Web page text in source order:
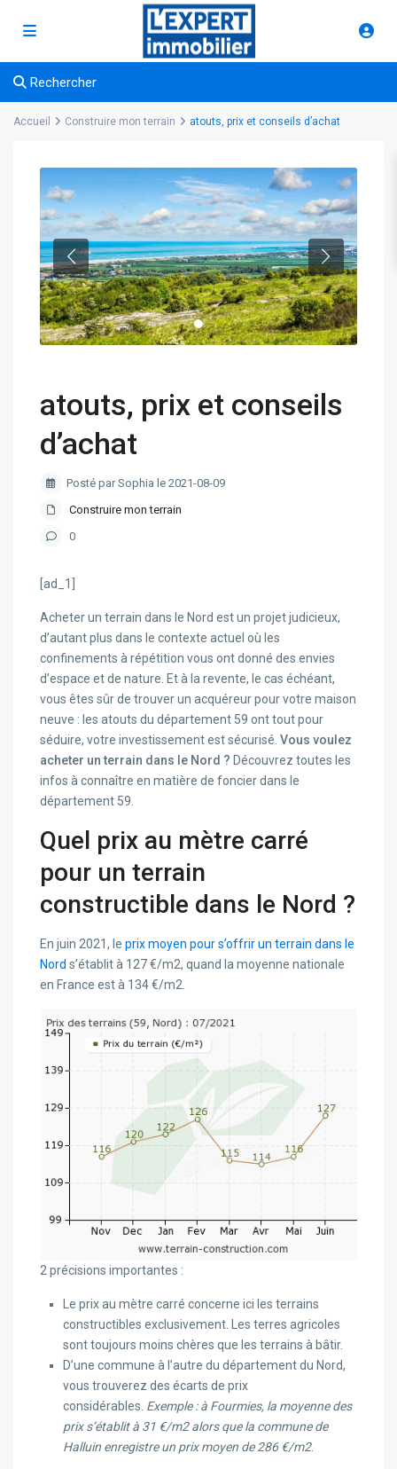
Rechercher
Accueil Construire mon terrain atouts, prix et conseils d’achat
atouts, prix et conseils
d’achat
Posté par Sophia le 2021-08-09
Construire mon terrain
0
[ad_1]
Acheter un terrain dans le Nord est un projet judicieux,
d’autant plus dans le contexte actuel où les
confinements à répétition vous ont donné des envies
d’espace et de nature. Et à la revente, le cas échéant,
vous êtes sûr de trouver un acquéreur pour votre maison
neuve : les atouts du département 59 ont tout pour
séduire, votre investissement est sécurisé.Vous voulez
acheter un terrain dans le Nord ? Découvrez toutes les
infos à connaître en matière de foncier dans le
département 59.
Quel prix au mètre carré
pour un terrain
constructible dans le Nord ?
En juin 2021, leprix moyen pour s’offrir un terrain dans le
Nord s’établit à 127 €/m2, quand la moyenne nationale
en France est à 134 €/m2.
2 précisions importantes :
Le prix au mètre carré concerne ici les terrains
constructibles exclusivement. Les terres agricoles
sont toujours moins chères que les terrains à bâtir.
D’une commune à l’autre du département du Nord,
vous trouverez des écarts de prix
considérables. Exemple : à Fourmies, la moyenne des
prix s’établit à 31 €/m2 alors que la commune de
Halluin enregistre un prix moyen de 286 €/m2.